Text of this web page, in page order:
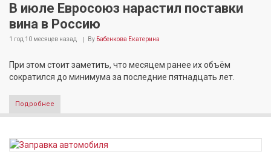
В июле Евросоюз нарастил поставки
вина в Россию
1 год 10 месяцев назад By Бабенкова Екатерина
При этом стоит заметить, что месяцем ранее их объём
сократился до минимума за последние пятнадцать лет.
Подробнее